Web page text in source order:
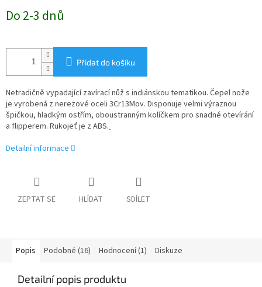
cena:
Do 2-3 dnů
Přidat do košíku
Netradičně vypadající zavírací nůž s indiánskou tematikou. Čepel nože
je vyrobená z nerezové oceli 3Cr13Mov. Disponuje velmi výraznou
špičkou, hladkým ostřím, oboustranným kolíčkem pro snadné otevírání
a flipperem. Rukojeť je z ABS.
Detailní informace
ZEPTAT SE HLÍDAT SDÍLET
Popis Podobné (16) Hodnocení (1) Diskuze
Detailní popis produktu